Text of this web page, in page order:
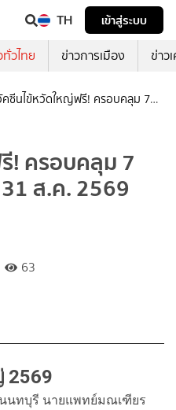
TH
เข้าสู่ระบบ
ทั่วไทย ข่าวการเมือง ข่าว
คซีนไข้หวัดใหญ่ฟรี! ครอบคลุม 7
! ครอบคลุม 7
ส.ค. 2569
63
2569
นทบุรี นายแพทย์มณเฑียร